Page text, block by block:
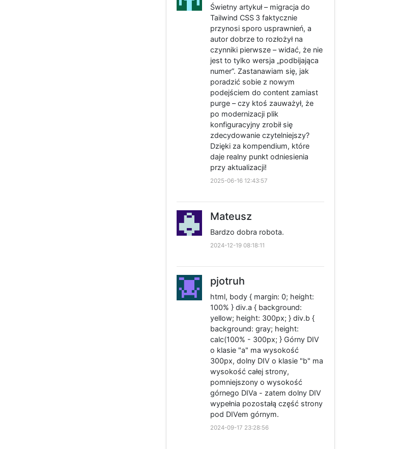
Świetny artykuł – migracja do
Tailwind CSS 3 faktycznie
przynosi sporo usprawnień, a
autor dobrze to rozłożył na
czynniki pierwsze – widać, że nie
jest to tylko wersja „podbijająca
numer”. Zastanawiam się, jak
poradzić sobie z nowym
podejściem do content zamiast
purge – czy ktoś zauważył, że
po modernizacji plik
konfiguracyjny zrobił się
zdecydowanie czytelniejszy?
Dzięki za kompendium, które
daje realny punkt odniesienia
przy aktualizacji!
2025-06-16 12:43:57
Mateusz
Bardzo dobra robota.
2024-12-19 08:18:11
pjotruh
html, body { margin: 0; height:
100% } div.a { background:
yellow; height: 300px; } div.b {
background: gray; height:
calc(100% - 300px; } Górny DIV
o klasie "a" ma wysokość
300px, dolny DIV o klasie "b" ma
wysokość całej strony,
pomniejszony o wysokość
górnego DIVa - zatem dolny DIV
wypełnia pozostałą część strony
pod DIVem górnym.
2024-09-17 23:28:56